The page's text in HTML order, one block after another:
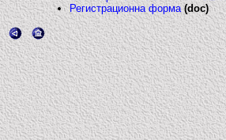
Регистрационна форма (doc)